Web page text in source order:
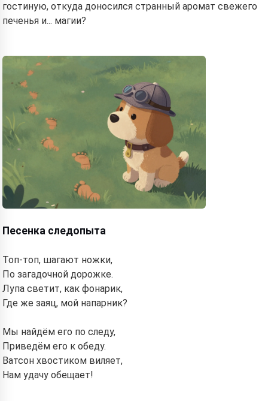
гостиную, откуда доносился странный аромат свежего
печенья и... магии?
Песенка следопыта
Топ-топ, шагают ножки,
По загадочной дорожке.
Лупа светит, как фонарик,
Где же заяц, мой напарник?
Мы найдём его по следу,
Приведём его к обеду.
Ватсон хвостиком виляет,
Нам удачу обещает!